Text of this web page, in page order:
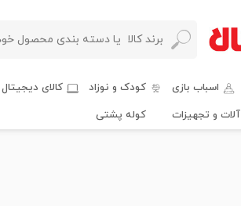
اسباب بازی کودک و نوزاد کالای دیجیتال
آلات و تجهیزات کوله پشتی